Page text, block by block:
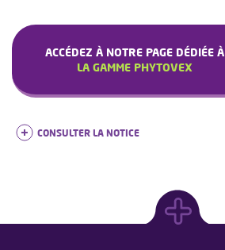
ACCÉDEZ À NOTRE PAGE DÉDIÉE À
LA GAMME PHYTOVEX
CONSULTER LA NOTICE